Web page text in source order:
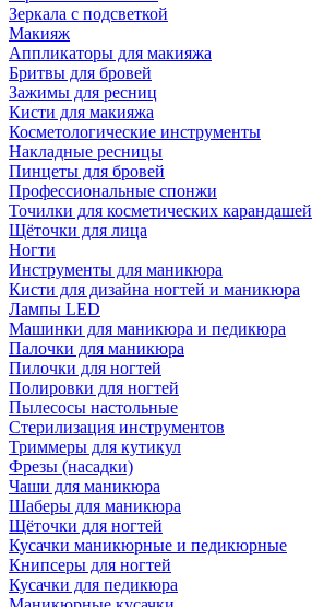
Зеркала с подсветкой
Макияж
Аппликаторы для макияжа
Бритвы для бровей
Зажимы для ресниц
Кисти для макияжа
Косметологические инструменты
Накладные ресницы
Пинцеты для бровей
Профессиональные спонжи
Точилки для косметических карандашей
Щёточки для лица
Ногти
Инструменты для маникюра
Кисти для дизайна ногтей и маникюра
Лампы LED
Машинки для маникюра и педикюра
Палочки для маникюра
Пилочки для ногтей
Полировки для ногтей
Пылесосы настольные
Стерилизация инструментов
Триммеры для кутикул
Фрезы (насадки)
Чаши для маникюра
Шаберы для маникюра
Щёточки для ногтей
Кусачки маникюрные и педикюрные
Книпсеры для ногтей
Кусачки для педикюра